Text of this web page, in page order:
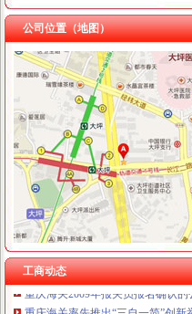
公司位置（地图）
工商动态
重庆海关年报
2012年重庆海关税务、昆明海关
重庆海关顺利切换全国通关一体
全国通关一体化启动重庆海关办理
重庆海关顺利切换全国通关一体化
重庆海关关于2012年度录用公务
2013年重庆海关公告第1号-报关员-
重庆海关切换通关一体化模式渝企
重庆海关公告2017年第15号关于
重庆海关2009年报关员报名确认的
重庆海关率先推出“三自一简”创新